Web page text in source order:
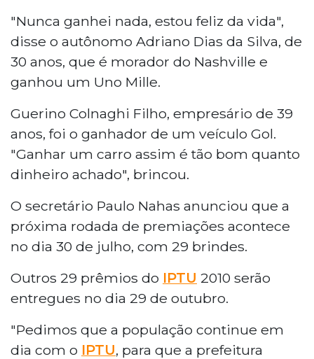
"Nunca ganhei nada, estou feliz da vida",
disse o autônomo Adriano Dias da Silva, de
30 anos, que é morador do Nashville e
ganhou um Uno Mille.
Guerino Colnaghi Filho, empresário de 39
anos, foi o ganhador de um veículo Gol.
"Ganhar um carro assim é tão bom quanto
dinheiro achado", brincou.
O secretário Paulo Nahas anunciou que a
próxima rodada de premiações acontece
no dia 30 de julho, com 29 brindes.
Outros 29 prêmios do IPTU 2010 serão
entregues no dia 29 de outubro.
"Pedimos que a população continue em
dia com o IPTU, para que a prefeitura